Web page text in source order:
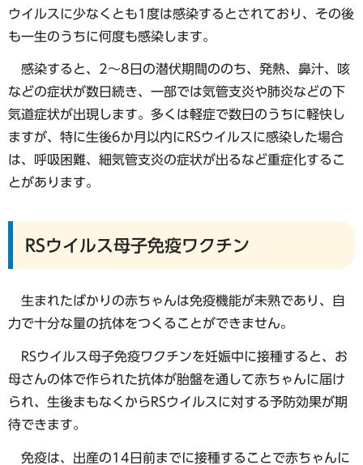
ウイルスに少なくとも1度は感染するとされており、その後
も一生のうちに何度も感染します。
感染すると、2～8日の潜伏期間ののち、発熱、鼻汁、咳
などの症状が数日続き、一部では気管支炎や肺炎などの下
気道症状が出現します。多くは軽症で数日のうちに軽快し
ますが、特に生後6か月以内にRSウイルスに感染した場合
は、呼吸困難、細気管支炎の症状が出るなど重症化するこ
とがあります。
RSウイルス母子免疫ワクチン
生まれたばかりの赤ちゃんは免疫機能が未熟であり、自
力で十分な量の抗体をつくることができません。
RSウイルス母子免疫ワクチンを妊娠中に接種すると、お
母さんの体で作られた抗体が胎盤を通して赤ちゃんに届け
られ、生後まもなくからRSウイルスに対する予防効果が期
待できます。
免疫は、出産の14日前までに接種することで赤ちゃんに